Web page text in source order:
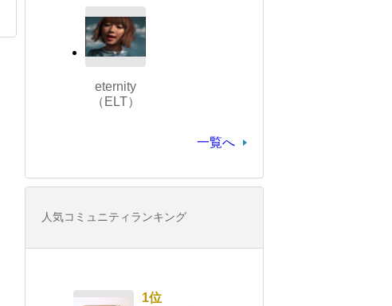
eternity
（ELT）
一覧へ
人気コミュニティランキング
1位